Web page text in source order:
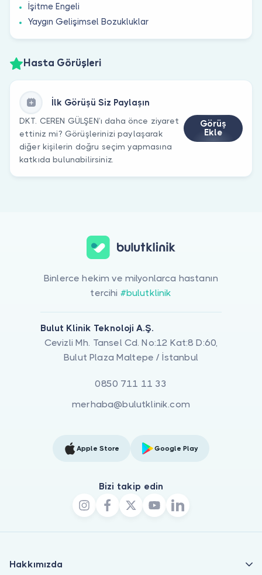
İşitme Engeli
Yaygın Gelişimsel Bozukluklar
Hasta Görüşleri
İlk Görüşü Siz Paylaşın
DKT. CEREN GÜLŞEN’ı daha önce ziyaret
ettiniz mi? Görüşlerinizi paylaşarak
diğer kişilerin doğru seçim yapmasına
katkıda bulunabilirsiniz.
Görüş
Ekle
Binlerce hekim ve milyonlarca hastanın
tercihi #bulutklinik
Bulut Klinik Teknoloji A.Ş.
Cevizli Mh. Tansel Cd. No:12 Kat:8 D:60,
Bulut Plaza Maltepe / İstanbul
0850 711 11 33
merhaba@bulutklinik.com
Apple Store Google Play
Bizi takip edin
Hakkımızda